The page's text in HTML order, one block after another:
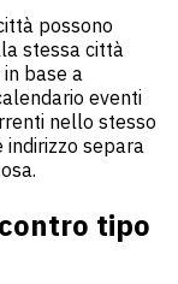
possono
stessa città
base a
eventi
nello stesso
separa
tipo